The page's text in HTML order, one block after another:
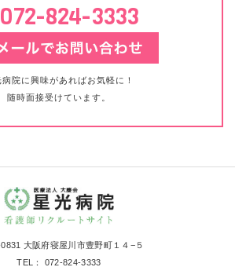
072-824-3333
病院に興味があればお気軽に！
随時面接受けています。
大阪府寝屋川市豊野町１４−５
TEL： 072-824-3333